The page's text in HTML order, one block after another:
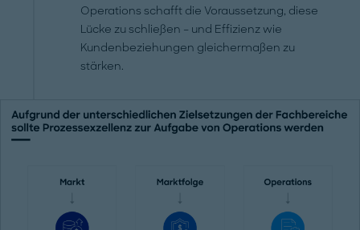
Operations schafft die Voraussetzung, diese
Lücke zu schließen – und Effizienz wie
Kundenbeziehungen gleichermaßen zu
stärken.